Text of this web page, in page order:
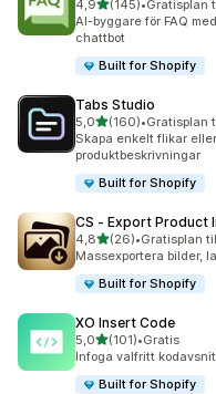
4,9av 5 stjärnor
(145)
145 recensioner totalt
•Gratisplan
AI-byggare för FAQ
chattbot
Built for Shopify
Tabs Studio
5,0av 5 stjärnor
(160)
160 recensioner totalt
•Gratisplan
Skapa enkelt flikar
produktbeskrivningar
Built for Shopify
CS ‑ Export Product
4,8av 5 stjärnor
(26)
26 recensioner totalt
•Gratisplan
Massexportera bilder,
Built for Shopify
XO Insert Code
5,0av 5 stjärnor
(101)
101 recensioner totalt
•Gratis
Infoga valfritt
Built for Shopify